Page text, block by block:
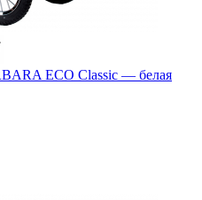
ECO Classic — белая